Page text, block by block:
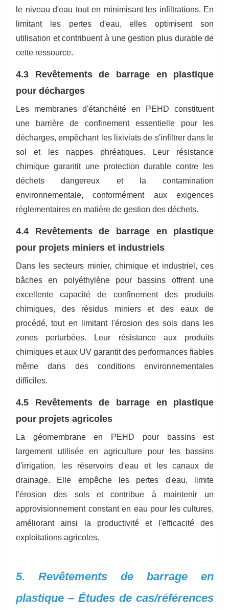
le niveau d'eau tout en minimisant les infiltrations. En
limitant les pertes d'eau, elles optimisent son
utilisation et contribuent à une gestion plus durable de
cette ressource.
4.3 Revêtements de barrage en plastique
pour décharges
Les membranes d'étanchéité en PEHD constituent
une barrière de confinement essentielle pour les
décharges, empêchant les lixiviats de s'infiltrer dans le
sol et les nappes phréatiques. Leur résistance
chimique garantit une protection durable contre les
déchets dangereux et la contamination
environnementale, conformément aux exigences
réglementaires en matière de gestion des déchets.
4.4 Revêtements de barrage en plastique
pour projets miniers et industriels
Dans les secteurs minier, chimique et industriel, ces
bâches en polyéthylène pour bassins offrent une
excellente capacité de confinement des produits
chimiques, des résidus miniers et des eaux de
procédé, tout en limitant l'érosion des sols dans les
zones perturbées. Leur résistance aux produits
chimiques et aux UV garantit des performances fiables
même dans des conditions environnementales
difficiles.
4.5 Revêtements de barrage en plastique
pour projets agricoles
La géomembrane en PEHD pour bassins est
largement utilisée en agriculture pour les bassins
d'irrigation, les réservoirs d'eau et les canaux de
drainage. Elle empêche les pertes d'eau, limite
l'érosion des sols et contribue à maintenir un
approvisionnement constant en eau pour les cultures,
améliorant ainsi la productivité et l'efficacité des
exploitations agricoles.
5. Revêtements de barrage en
plastique – Études de cas/références